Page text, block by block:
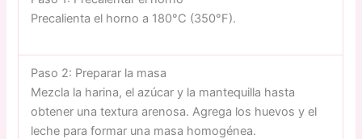
Precalienta el horno a 180°C (350°F).
Paso 2: Preparar la masa
Mezcla la harina, el azúcar y la mantequilla hasta
obtener una textura arenosa. Agrega los huevos y el
leche para formar una masa homogénea.